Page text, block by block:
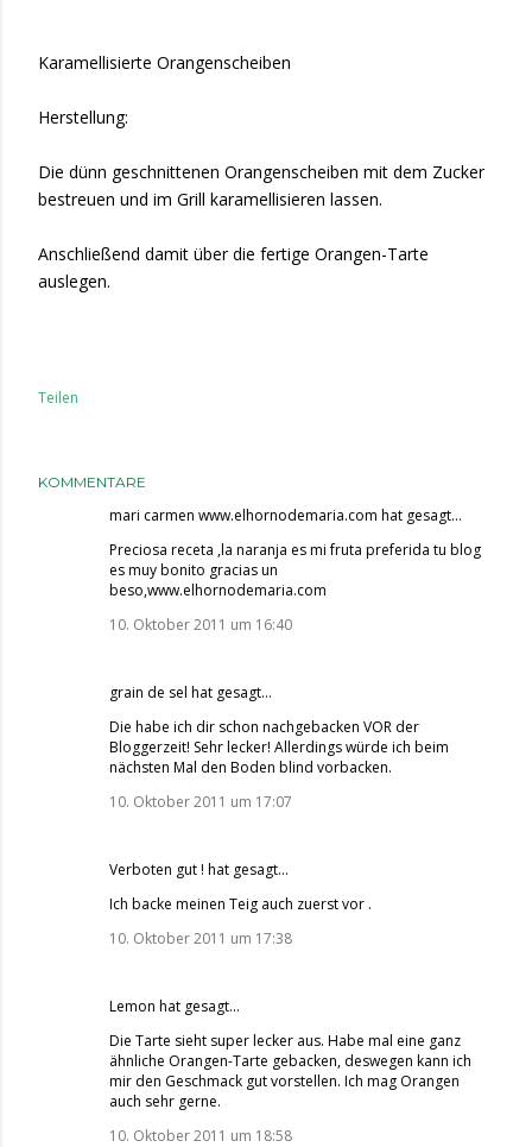
Karamellisierte Orangenscheiben
Herstellung:
Die dünn geschnittenen Orangenscheiben mit dem Zucker
bestreuen und im Grill karamellisieren lassen.
Anschließend damit über die fertige Orangen-Tarte
auslegen.
Teilen
KOMMENTARE
mari carmen www.elhornodemaria.com hat gesagt…
Preciosa receta ,la naranja es mi fruta preferida tu blog
es muy bonito gracias un
beso,www.elhornodemaria.com
10. Oktober 2011 um 16:40
grain de sel hat gesagt…
Die habe ich dir schon nachgebacken VOR der
Bloggerzeit! Sehr lecker! Allerdings würde ich beim
nächsten Mal den Boden blind vorbacken.
10. Oktober 2011 um 17:07
Verboten gut ! hat gesagt…
Ich backe meinen Teig auch zuerst vor .
10. Oktober 2011 um 17:38
Lemon hat gesagt…
Die Tarte sieht super lecker aus. Habe mal eine ganz
ähnliche Orangen-Tarte gebacken, deswegen kann ich
mir den Geschmack gut vorstellen. Ich mag Orangen
auch sehr gerne.
10. Oktober 2011 um 18:58